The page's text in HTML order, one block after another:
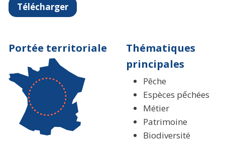
Télécharger
Portée territoriale
Thématiques
principales
Pêche
Espèces pếchées
Métier
Patrimoine
Biodiversité